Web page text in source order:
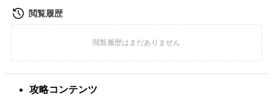
攻略コンテンツ